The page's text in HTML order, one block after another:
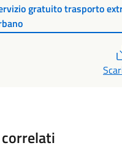
gratuito trasporto